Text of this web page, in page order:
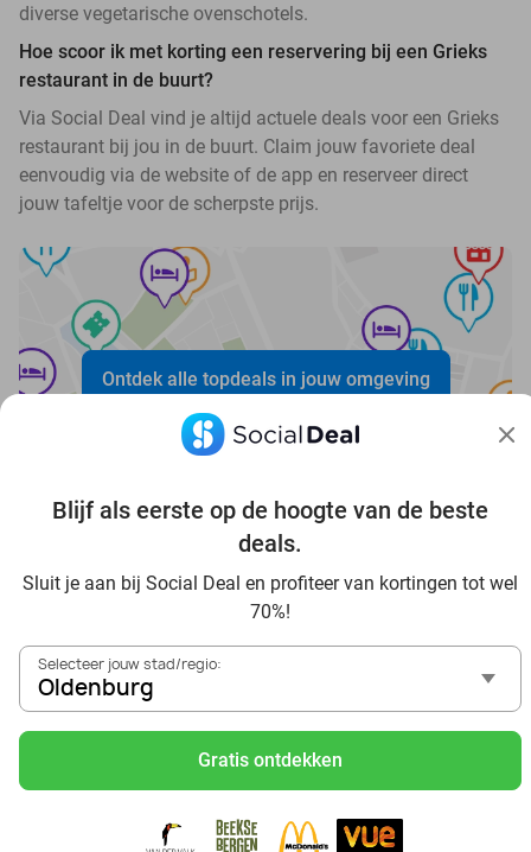
Blijf als eerste op de hoogte van de beste
deals.
Sluit je aan bij Social Deal en profiteer van kortingen tot wel
70%!
Selecteer jouw stad/regio:
Oldenburg
Gratis ontdekken
diverse vegetarische ovenschotels.
Hoe scoor ik met korting een reservering bij een Grieks
restaurant in de buurt?
Via Social Deal vind je altijd actuele deals voor een Grieks
restaurant bij jou in de buurt. Claim jouw favoriete deal
eenvoudig via de website of de app en reserveer direct
jouw tafeltje voor de scherpste prijs.
Ontdek alle topdeals in jouw omgeving
Voordelig genieten in Oldenburg: haal deal-inspiratie uit
In die Sauna in Oldenburg und Umgebung
Tagesausflug zum Movie Park Germany mit Rabatt, von
Oldenburg aus
Frühstück & Mittagessen in Oldenburg
Reise von Oldenburg aus und erlebe einen fantastischen
Tag im Freizeitpark Europa-Park
Besuche das Phantasialand von Oldenburg aus und erlebe